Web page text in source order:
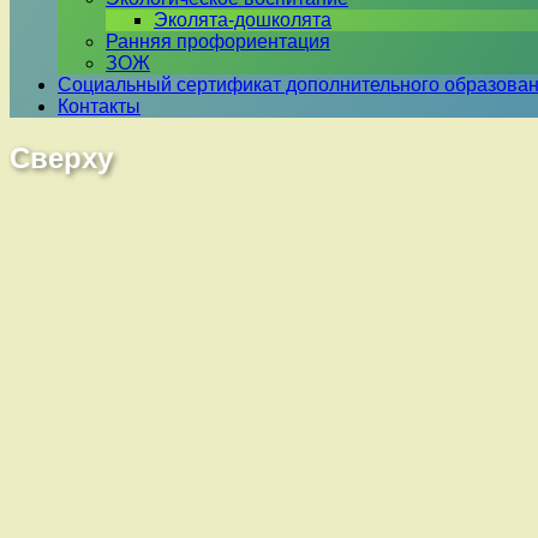
Эколята-дошколята
Ранняя профориентация
ЗОЖ
Социальный сертификат дополнительного
Контакты
Сверху